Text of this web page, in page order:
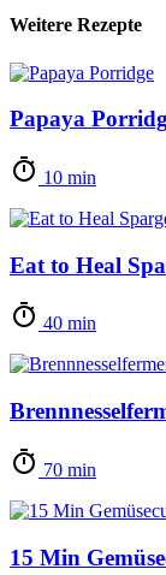
Weitere Rezepte
Papaya
10 min
Eat to Heal
40 min
70 min
15 Min